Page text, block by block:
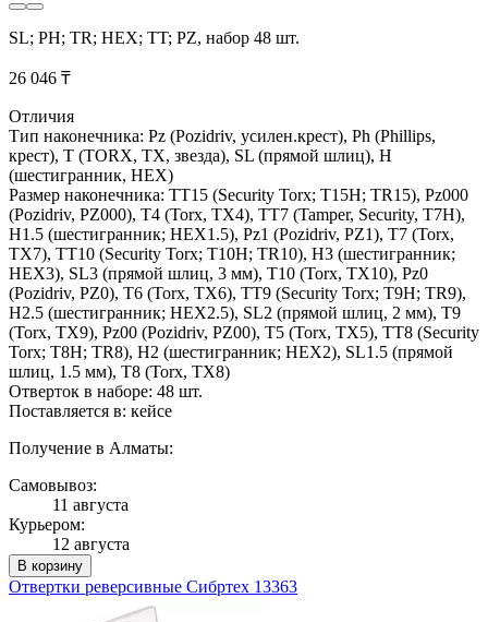
SL; PH; TR; HEX; TT; PZ, набор 48 шт.
26 046 ₸
Отличия
Тип наконечника: Pz (Pozidriv, усилен.крест), Ph (Phillips,
крест), T (TORX, TX, звезда), SL (прямой шлиц), H
(шестигранник, HEX)
Размер наконечника: TT15 (Security Torx; T15H; TR15), Pz000
(Pozidriv, PZ000), T4 (Torx, TX4), TT7 (Tamper, Security, T7H),
H1.5 (шестигранник; HEX1.5), Pz1 (Pozidriv, PZ1), T7 (Torx,
TX7), TT10 (Security Torx; T10H; TR10), H3 (шестигранник;
HEX3), SL3 (прямой шлиц, 3 мм), T10 (Torx, TX10), Pz0
(Pozidriv, PZ0), T6 (Torx, TX6), TT9 (Security Torx; T9H; TR9),
H2.5 (шестигранник; HEX2.5), SL2 (прямой шлиц, 2 мм), T9
(Torx, TX9), Pz00 (Pozidriv, PZ00), T5 (Torx, TX5), TT8 (Security
Torx; T8H; TR8), H2 (шестигранник; HEX2), SL1.5 (прямой
шлиц, 1.5 мм), T8 (Torx, TX8)
Отверток в наборе: 48 шт.
Поставляется в: кейсе
Получение в Алматы:
Самовывоз:
11 августа
Курьером:
12 августа
В корзину
Отвертки реверсивные Сибртех 13363